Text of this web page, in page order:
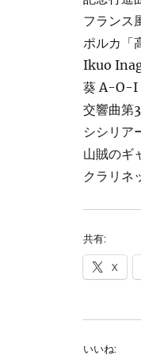
フランス
ポルカ「
Ikuo
葵 A-O-I
交響曲第
シシリア
山賊のギ
クラリネ
共有:
X
いいね: